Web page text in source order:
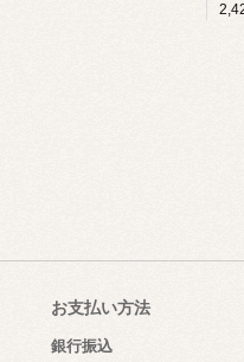
お支払い方法
銀行振込